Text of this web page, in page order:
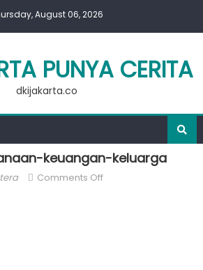
August 06, 2026
PUNYA CERITA
dkijakarta.co
keuangan-keluarga
Comments Offon